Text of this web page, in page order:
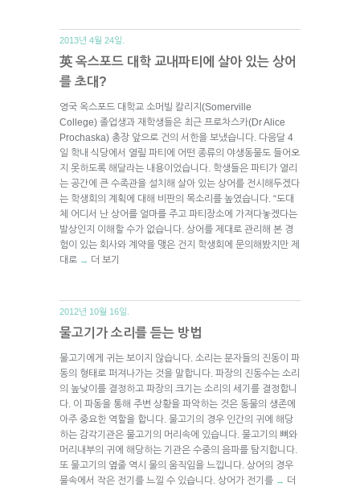
2013년 4월 24일.
英 옥스포드 대학 교내파티에 살아 있는 상어
를 초대?
영국 옥스포드 대학교 소머빌 칼리지(Somerville
College) 졸업생과 재학생들은 최근 프로차스카(Dr Alice
Prochaska) 총장 앞으로 건의 서한을 보냈습니다. 다음달 4
일 학내 식당에서 열릴 파티에 어떤 종류의 야생동물도 들어오
지 못하도록 해달라는 내용이었습니다. 학생들은 파티가 열리
는 공간에 큰 수족관을 설치해 살아 있는 상어를 전시해두겠다
는 학생회의 계획에 대해 비판의 목소리를 높였습니다. “도대
체 어디서 난 상어를 얼마를 주고 파티장소에 가져다놓겠다는
발상인지 이해할 수가 없습니다. 상어를 제대로 관리해 본 경
험이 있는 회사와 계약을 맺은 건지 학생회에 문의해봤지만 제
대로 → 더 보기
2012년 10월 16일.
물고기가 소리를 듣는 방법
물고기에게 귀는 보이지 않습니다. 소리는 분자들의 진동이 파
동의 형태로 퍼져나가는 것을 말합니다. 파장의 진동수는 소리
의 높낮이를 결정하고 파장의 크기는 소리의 세기를 결정합니
다. 이 파동을 통해 주변 상황을 파악하는 것은 동물의 생존에
아주 중요한 역할을 합니다. 물고기의 경우 인간의 귀에 해당
하는 감각기관은 물고기의 머리속에 있습니다. 물고기의 뼈와
머리내부의 귀에 해당하는 기관은 수중의 음파를 탐지합니다.
또 물고기의 옆줄 역시 물의 움직임을 느낍니다. 상어의 경우
물속에서 작은 전기를 느낄 수 있습니다. 상어가 전기를 → 더